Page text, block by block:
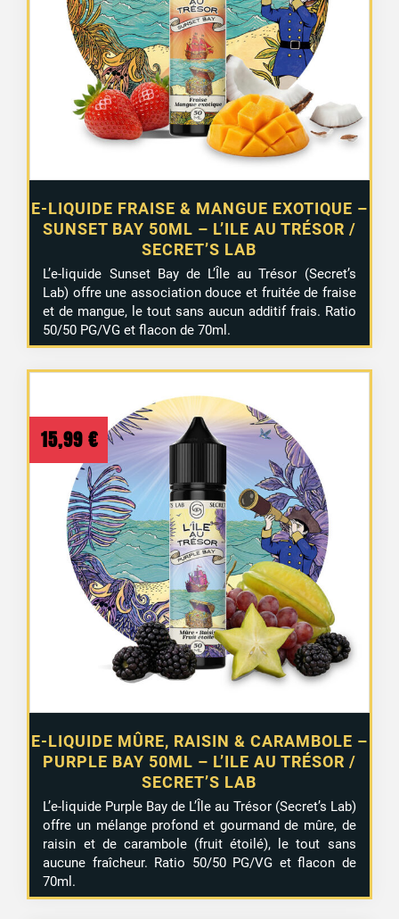
E-LIQUIDE FRAISE & MANGUE EXOTIQUE –
SUNSET BAY 50ML – L’ILE AU TRÉSOR /
SECRET’S LAB
L’e-liquide Sunset Bay de L’Île au Trésor (Secret’s
Lab) offre une association douce et fruitée de fraise
et de mangue, le tout sans aucun additif frais. Ratio
50/50 PG/VG et flacon de 70ml.
E-LIQUIDE MÛRE, RAISIN & CARAMBOLE –
PURPLE BAY 50ML – L’ILE AU TRÉSOR /
SECRET’S LAB
15,99 €
L’e-liquide Purple Bay de L’Île au Trésor (Secret’s Lab)
offre un mélange profond et gourmand de mûre, de
raisin et de carambole (fruit étoilé), le tout sans
aucune fraîcheur. Ratio 50/50 PG/VG et flacon de
70ml.